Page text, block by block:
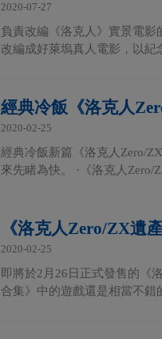
2020-07-27
負責改編《洛克人》實景電
改編成好萊塢真人電影，以
經典冷飯《洛克人
2020-02-25
經典冷飯新篇《洛克人Zero/
來先睹為快。 ·《洛克人Zero/
《洛克人Zero/ZX遺
2020-02-25
即將於2月26日正式發售的《
合集》中的遊戲還是相當不錯